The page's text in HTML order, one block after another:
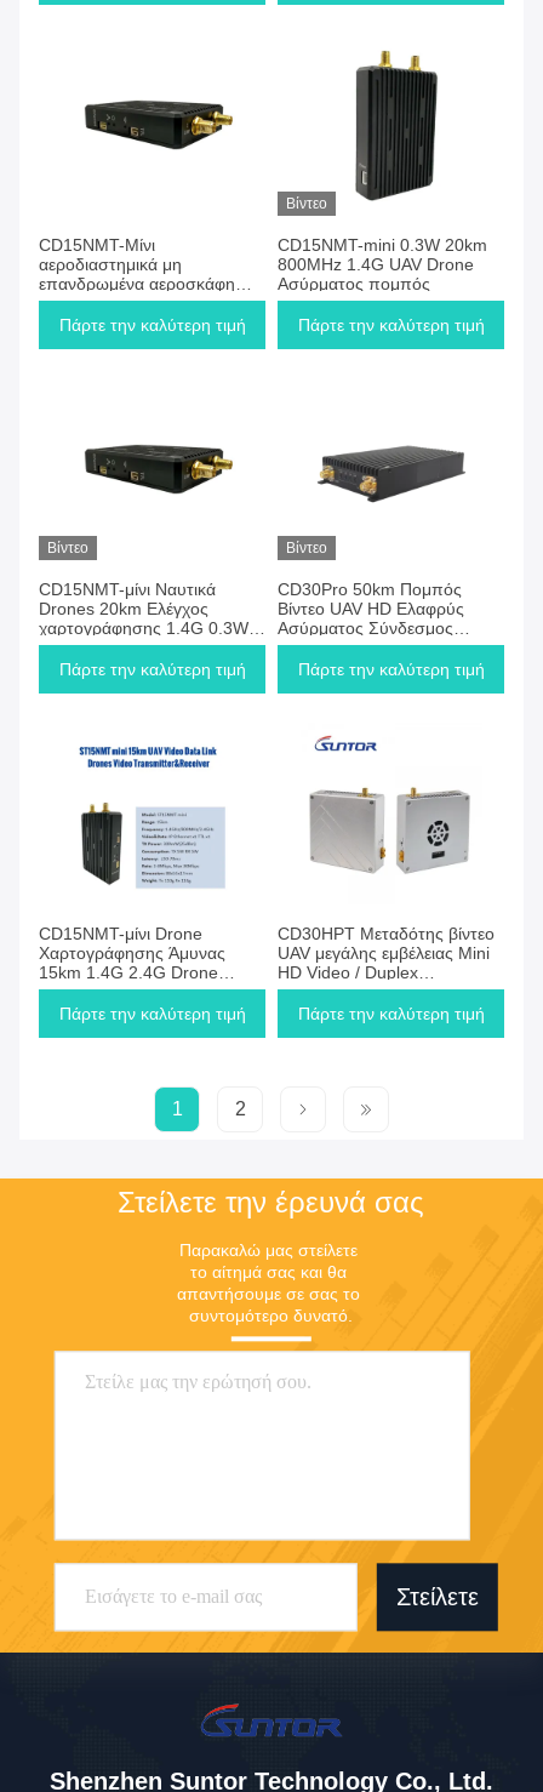
CD15NMT-Μίνι
αεροδιαστημικά μη
επανδρωμένα αεροσκάφη
UAV βίντεο πομπός μεγάλης
εμβέλειας 10 χλμ
Πάρτε την καλύτερη τιμή
Βίντεο
CD15NMT-mini 0.3W 20km
800MHz 1.4G UAV Drone
Ασύρματος πομπός
Πάρτε την καλύτερη τιμή
Βίντεο
CD15NMT-μίνι Ναυτικά
Drones 20km Ελέγχος
χαρτογράφησης 1.4G 0.3W
Δύναμη Uav Video
Transmitter
Πάρτε την καλύτερη τιμή
Βίντεο
CD30Pro 50km Πομπός
Βίντεο UAV HD Ελαφρύς
Ασύρματος Σύνδεσμος
Δεδομένων με Προστασία
Ασφάλειας AES128
Πάρτε την καλύτερη τιμή
CD15NMT-μίνι Drone
Χαρτογράφησης Άμυνας
15km 1.4G 2.4G Drone
Video Transmitter
Πάρτε την καλύτερη τιμή
CD30HPT Μεταδότης βίντεο
UAV μεγάλης εμβέλειας Mini
HD Video / Duplex
Transmission Data COFDM
Σύστημα για UAV
Πάρτε την καλύτερη τιμή
1 2
Στείλετε την έρευνά σας
Παρακαλώ μας στείλετε
το αίτημά σας και θα
απαντήσουμε σε σας το
συντομότερο δυνατό.
Στείλετε
Shenzhen Suntor Technology Co., Ltd.